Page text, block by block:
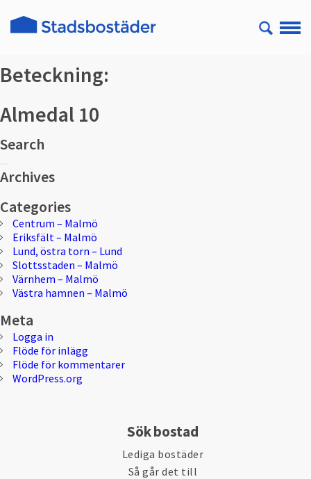
Beteckning:
Almedal 10
Search
efter:
Archives
Categories
Centrum – Malmö
Eriksfält – Malmö
Lund, östra torn – Lund
Slottsstaden – Malmö
Värnhem – Malmö
Västra hamnen – Malmö
Meta
Logga in
Flöde för inlägg
Flöde för kommentarer
WordPress.org
Sök bostad
Lediga bostäder
Så går det till